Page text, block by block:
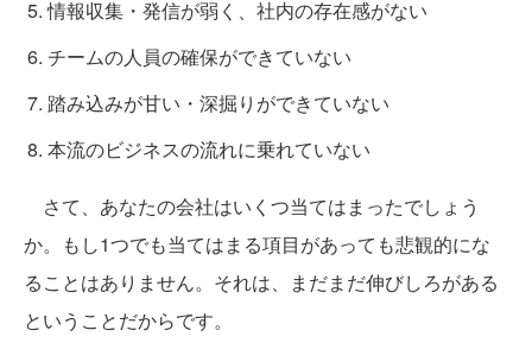
情報収集・発信が弱く、社内の存在感がない
チームの人員の確保ができていない
踏み込みが甘い・深掘りができていない
本流のビジネスの流れに乗れていない
さて、あなたの会社はいくつ当てはまったでしょう
か。もし1つでも当てはまる項目があっても悲観的にな
ることはありません。それは、まだまだ伸びしろがある
ということだからです。